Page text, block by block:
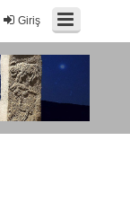
Giriş